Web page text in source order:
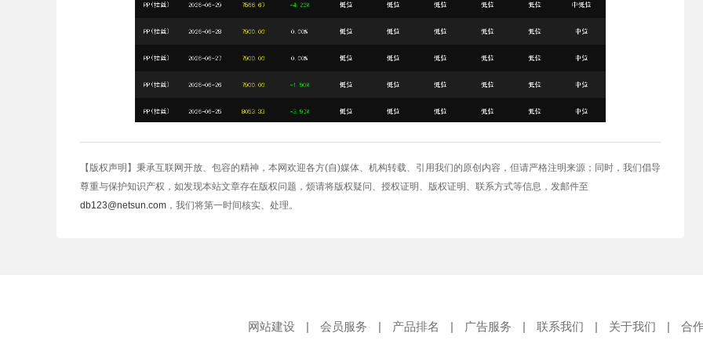
【版权声明】秉承互联网开放、包容的精神，本网欢迎各方(自)媒体、机构转载、引用我们的原创内容，但请严格注明来源；同时，我们倡导
尊重与保护知识产权，如发现本站文章存在版权问题，烦请将版权疑问、授权证明、版权证明、联系方式等信息，发邮件至
db123@netsun.com ，我们将第一时间核实、处理。
网站建设 | 会员服务 | 产品排名 | 广告服务 | 联系我们 | 关于我们 | 合